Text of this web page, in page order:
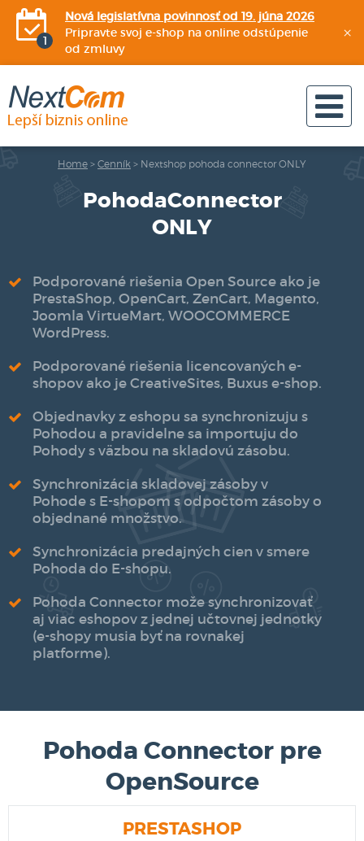
Nová legislatívna povinnosť od 19. júna 2026
Pripravte svoj e-shop na online odstúpenie
od zmluvy
×
Home > Cenník > Nextshop pohoda connector ONLY
PohodaConnector
ONLY
Podporované riešenia Open Source ako je
PrestaShop, OpenCart, ZenCart, Magento,
Joomla VirtueMart, WOOCOMMERCE
WordPress.
Podporované riešenia licencovaných e-
shopov ako je CreativeSites, Buxus e-shop.
Objednavky z eshopu sa synchronizuju s
Pohodou a pravidelne sa importuju do
Pohody s väzbou na skladovú zásobu.
Synchronizácia skladovej zásoby v
Pohode s E-shopom s odpočtom zásoby o
objednané množstvo.
Synchronizácia predajných cien v smere
Pohoda do E-shopu.
Pohoda Connector može synchronizovať
aj viac eshopov z jednej učtovnej jednotky
(e-shopy musia byť na rovnakej
platforme).
Pohoda Connector pre
OpenSource
PRESTASHOP